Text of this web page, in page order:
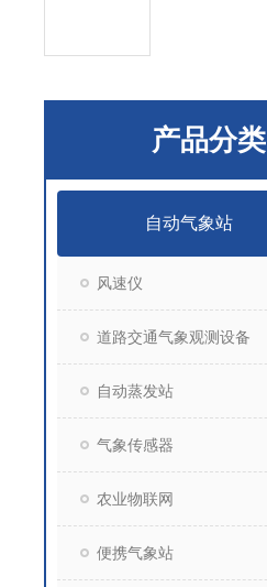
产品分类
自动气象站
风速仪
道路交通气象观测设备
自动蒸发站
气象传感器
农业物联网
便携气象站